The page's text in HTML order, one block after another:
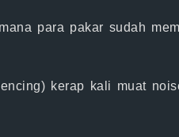
para pakar sudah
kerap kali muat